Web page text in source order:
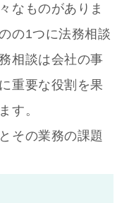
なものがありま
の1つに法務相談
相談は会社の事
重要な役割を果
す。
その業務の課題